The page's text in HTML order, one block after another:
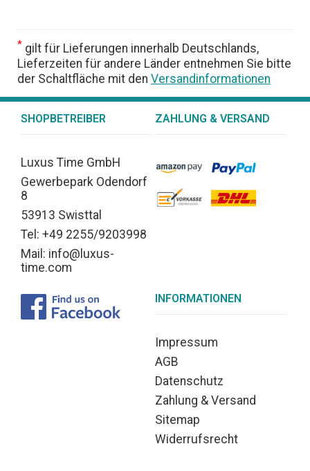
* gilt für Lieferungen innerhalb Deutschlands,
Lieferzeiten für andere Länder entnehmen Sie bitte
der Schaltfläche mit den Versandinformationen
SHOPBETREIBER
Luxus Time GmbH
Gewerbepark Odendorf
8
53913 Swisttal
Tel: +49 2255/9203998
Mail: info@luxus-
time.com
ZAHLUNG & VERSAND
INFORMATIONEN
Impressum
AGB
Datenschutz
Zahlung & Versand
Sitemap
Widerrufsrecht